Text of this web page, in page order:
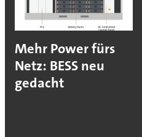
Mehr Power fürs
Netz: BESS neu
gedacht